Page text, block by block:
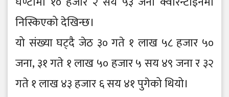
निस्किएको देखिन्छ।
यो संख्या घट्दै जेठ ३० गते १ लाख ५८ हजार ५०
जना, ३१ गते १ लाख ५० हजार ५ सय ४९ जना र ३२
गते १ लाख ४३ हजार ६ सय ४१ पुगेको थियो।